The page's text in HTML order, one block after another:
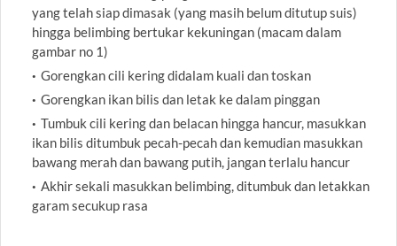
yang telah siap dimasak (yang masih belum ditutup suis)
hingga belimbing bertukar kekuningan (macam dalam
gambar no 1)
Gorengkan cili kering didalam kuali dan toskan
Gorengkan ikan bilis dan letak ke dalam pinggan
Tumbuk cili kering dan belacan hingga hancur, masukkan
ikan bilis ditumbuk pecah-pecah dan kemudian masukkan
bawang merah dan bawang putih, jangan terlalu hancur
Akhir sekali masukkan belimbing, ditumbuk dan letakkan
garam secukup rasa